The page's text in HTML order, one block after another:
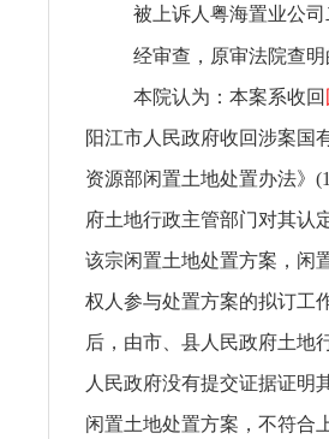
被上诉人粤海置业公
经审查，原审法院查
本院认为：本案系收回
阳江市人民政府收回涉案国
资源部闲置土地处置办法》
府土地行政主管部门对其认
该宗闲置土地处置方案，闲
权人参与处置方案的拟订工
后，由市、县人民政府土地
人民政府没有提交证据证明
闲置土地处置方案，不符合